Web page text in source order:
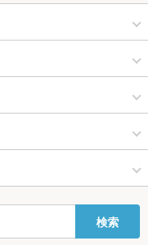
検索